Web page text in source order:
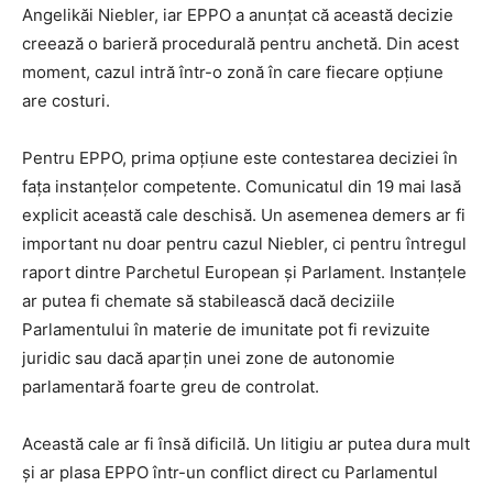
Angelikăi Niebler, iar EPPO a anunțat că această decizie
creează o barieră procedurală pentru anchetă. Din acest
moment, cazul intră într-o zonă în care fiecare opțiune
are costuri.
Pentru EPPO, prima opțiune este contestarea deciziei în
fața instanțelor competente. Comunicatul din 19 mai lasă
explicit această cale deschisă. Un asemenea demers ar fi
important nu doar pentru cazul Niebler, ci pentru întregul
raport dintre Parchetul European și Parlament. Instanțele
ar putea fi chemate să stabilească dacă deciziile
Parlamentului în materie de imunitate pot fi revizuite
juridic sau dacă aparțin unei zone de autonomie
parlamentară foarte greu de controlat.
Această cale ar fi însă dificilă. Un litigiu ar putea dura mult
și ar plasa EPPO într-un conflict direct cu Parlamentul